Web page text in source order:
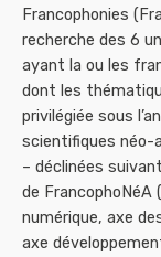
Francophonies
recherche des 6
ayant la ou les
dont les
privilégiée sous
scientifiques néo-
– déclinées
de FrancophoNéA
numérique, axe
axe